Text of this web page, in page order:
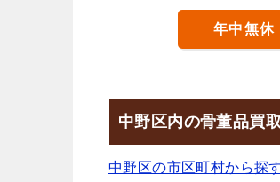
年中無休
中野区内の骨董品買
中野区の市区町村から探